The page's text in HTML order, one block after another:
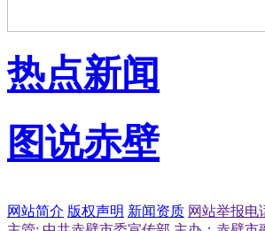
热点新闻
图说赤壁
网站简介 版权声明 新闻资质 网站举报电